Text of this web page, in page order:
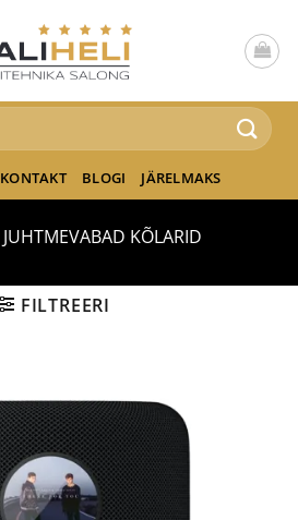
KONTAKT BLOGI JÄRELMAKS
JUHTMEVABAD KÕLARID
FILTREERI